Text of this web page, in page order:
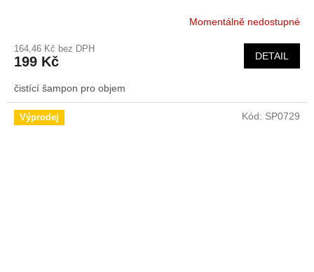
Momentálně nedostupné
164,46 Kč bez DPH
199 Kč DETAIL
čistící šampon pro objem
Výprodej Kód: SP0729